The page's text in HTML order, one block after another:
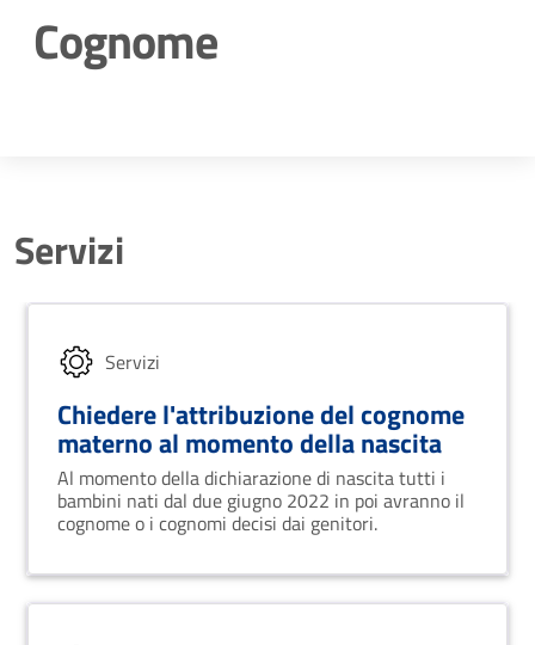
Cognome
Servizi
Servizi
Chiedere l'attribuzione del cognome
materno al momento della nascita
Al momento della dichiarazione di nascita tutti i
bambini nati dal due giugno 2022 in poi avranno il
cognome o i cognomi decisi dai genitori.